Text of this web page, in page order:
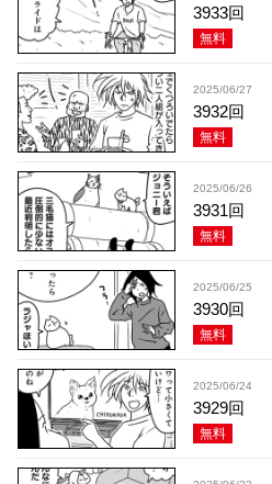
3933回
無料
2025/06/27
3932回
無料
2025/06/26
3931回
無料
2025/06/25
3930回
無料
2025/06/24
3929回
無料